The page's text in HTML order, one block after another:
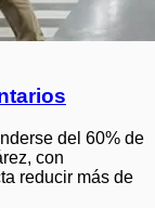
del 60% de
con
reducir más de